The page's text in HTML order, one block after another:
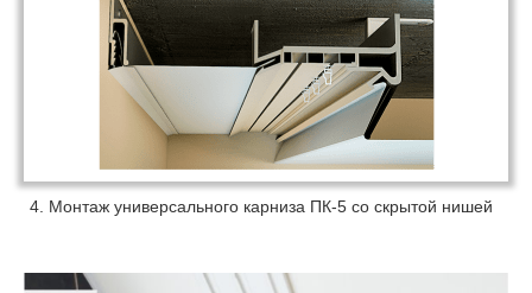
4. Монтаж универсального карниза ПК-5 со скрытой нишей